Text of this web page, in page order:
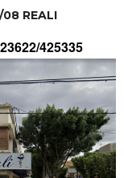
08 REALI
425335